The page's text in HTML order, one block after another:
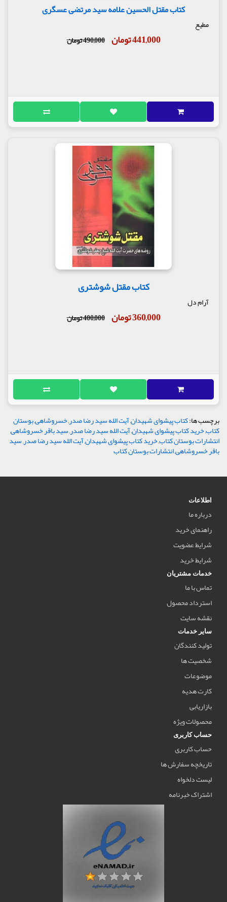
کتاب مقتل الحسین علامه سید مرتضی عسگری
مطیع
441,000 تومان 490,000 تومان
کتاب مقتل شوشتری
آرام دل
360,000 تومان 400,000 تومان
برچسب ها:کتاب پیشوای شهیدان,آیت الله سید رضا صدر,خسروشاهی,بوستان
کتاب,خرید کتاب پیشوای شهیدان,آیت الله سید رضا صدر,سید باقر خسروشاهی,
انتشارات بوستان کتاب,خرید کتاب پیشوای شهیدان,آیت الله سید رضا صدر,سید
باقر خسروشاهی,انتشارات بوستان کتاب
اطلاعات
درباره ما
راهنمای خرید
شرایط عضویت
شرایط خرید
خدمات مشتریان
تماس با ما
استرداد محصول
نقشه سایت
سایر خدمات
تولید کنندگان
شخصیت ها
موضوعات
کارت هدیه
بازاریابی
محصولات ویژه
حساب کاربری
حساب کاربری
تاریخچه سفارش ها
لیست دلخواه
اشتراک خبرنامه